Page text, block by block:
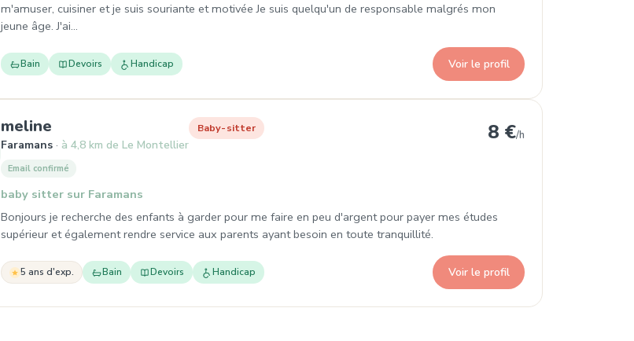
m'amuser, cuisiner et je suis souriante et motivée Je suis quelqu'un de responsable malgrés mon
jeune âge. J'ai…
Bain Devoirs Handicap Voir le profil
meline , Baby-sitter à Faramans
Faramans à 4,8 km de Le Montellier
Baby-sitter 8 €/h
Email confirmé
baby sitter sur Faramans
Bonjours je recherche des enfants à garder pour me faire en peu d'argent pour payer mes études
supérieur et également rendre service aux parents ayant besoin en toute tranquillité.
5 ans d'exp. Bain Devoirs Handicap Voir le profil